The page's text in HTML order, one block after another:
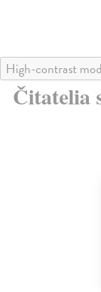
High-contrast
Čitatelia